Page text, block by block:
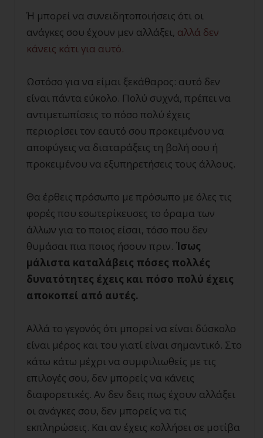
Ή μπορεί να συνειδητοποιήσεις ότι οι
ανάγκες σου έχουν μεν αλλάξει, αλλά δεν
κάνεις κάτι για αυτό.
Ωστόσο για να είμαι ξεκάθαρος: αυτό δεν
είναι πάντα εύκολο. Πολύ συχνά, πρέπει να
αντιμετωπίσεις το πόσο πολύ έχεις
περιορίσει τον εαυτό σου προκειμένου να
αποφύγεις να διαταράξεις τη βολή σου ή
προκειμένου να εξυπηρετήσεις τους άλλους.
Θα έρθεις πρόσωπο με πρόσωπο με όλες τις
φορές που εσωτερίκευσες το όραμα των
άλλων για το ποιος είσαι, τόσο που δεν
θυμάσαι πια ποιος ήσουν πριν. Ίσως
μάλιστα καταλάβεις πόσες πολλές
δυνατότητες έχεις και πόσο πολύ έχεις
αποκοπεί από αυτές.
Αλλά το γεγονός ότι μπορεί να είναι δύσκολο
είναι μέρος και του γιατί είναι σημαντικό. Στο
κάτω κάτω μέχρι να συμφιλιωθείς με τις
επιλογές σου, δεν μπορείς να κάνεις
διαφορετικές. Αν δεν δεις πως έχουν αλλάξει
οι ανάγκες σου, δεν μπορείς να τις
εκπληρώσεις. Και αν έχεις κολλήσει σε μοτίβα